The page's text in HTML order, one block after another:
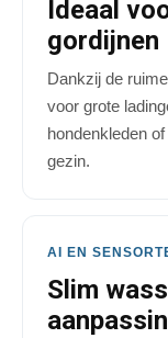
Ideaal
gordijnen
Dankzij de
voor grote
hondenkleden
gezin.
AI EN
Slim